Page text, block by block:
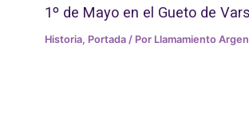
1º de Mayo en el Gueto de
Historia, Portada / Por Llamamiento